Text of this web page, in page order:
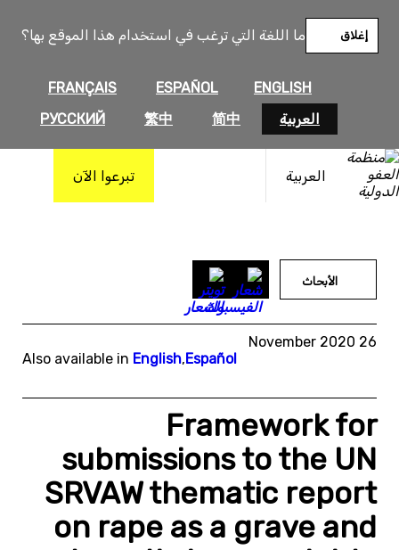
ما اللغة التي ترغب في استخدام هذا الموقع بها؟
ENGLISH
ESPAÑOL
FRANÇAIS
العربية
简中
繁中
РУССКИЙ
إغلاق
العربية تبرعوا الآن
المحتوى
الأبحاث
26 November 2020
Also available in English,Español
Framework for
submissions to the UN
SRVAW thematic report
on rape as a grave and